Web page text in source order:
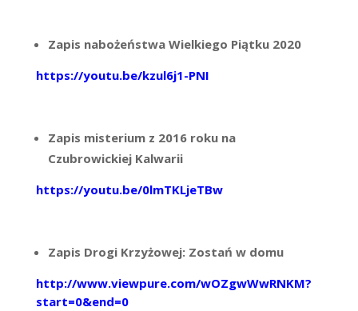
Zapis nabożeństwa Wielkiego Piątku 2020
https://youtu.be/kzul6j1-PNI
Zapis misterium z 2016 roku na
Czubrowickiej Kalwarii
https://youtu.be/0lmTKLjeTBw
Zapis Drogi Krzyżowej: Zostań w domu
http://www.viewpure.com/wOZgwWwRNKM?
start=0&end=0